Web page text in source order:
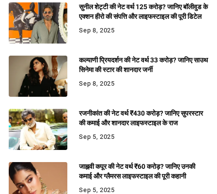
सुनील शेट्टी की नेट वर्थ 125 करोड़? जानिए बॉलीवुड के
एक्शन हीरो की संपत्ति और लाइफस्टाइल की पूरी डिटेल
Sep 8, 2025
कल्याणी प्रियदर्शन की नेट वर्थ 33 करोड़? जानिए साउथ
सिनेमा की स्टार की शानदार जर्नी
Sep 8, 2025
रजनीकांत की नेट वर्थ ₹430 करोड़? जानिए सुपरस्टार
की कमाई और शानदार लाइफस्टाइल के राज
Sep 5, 2025
जाह्नवी कपूर की नेट वर्थ ₹60 करोड़? जानिए उनकी
कमाई और ग्लैमरस लाइफस्टाइल की पूरी कहानी
Sep 5, 2025